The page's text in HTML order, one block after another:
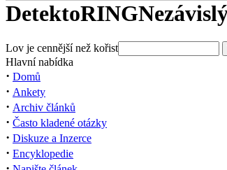
DetektoRING
Lov je cennější než kořist
Hlavní nabídka
· Domů
· Ankety
· Archiv článků
· Často kladené otázky
· Diskuze a Inzerce
· Encyklopedie